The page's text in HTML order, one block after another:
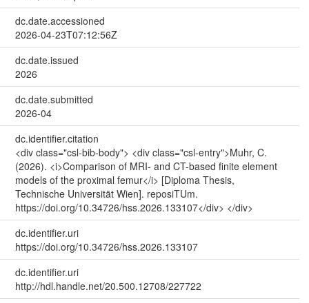
dc.date.accessioned
2026-04-23T07:12:56Z
dc.date.issued
2026
dc.date.submitted
2026-04
dc.identifier.citation
<div class="csl-bib-body"> <div class="csl-entry">Muhr, C.
(2026). <i>Comparison of MRI- and CT-based finite element
models of the proximal femur</i> [Diploma Thesis,
Technische Universität Wien]. reposiTUm.
https://doi.org/10.34726/hss.2026.133107</div> </div>
dc.identifier.uri
https://doi.org/10.34726/hss.2026.133107
dc.identifier.uri
http://hdl.handle.net/20.500.12708/227722